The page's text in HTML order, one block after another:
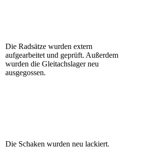
Die Radsätze wurden extern
aufgearbeitet und geprüft. Außerdem
wurden die Gleitachslager neu
ausgegossen.
Die Schaken wurden neu lackiert.